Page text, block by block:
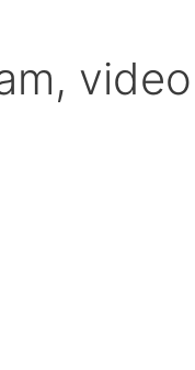
video